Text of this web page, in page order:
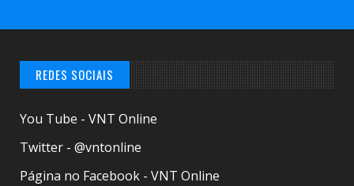
REDES SOCIAIS
You Tube - VNT Online
Twitter - @vntonline
Página no Facebook - VNT Online